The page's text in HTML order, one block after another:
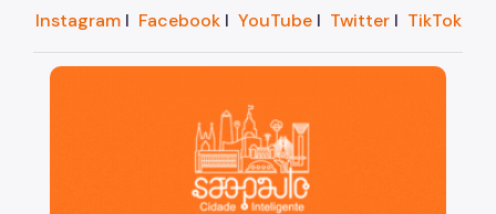
InstagramI FacebookI YouTubeI TwitterI TikTok
São Paulo, cidade inteligente, resiliente e sustentável